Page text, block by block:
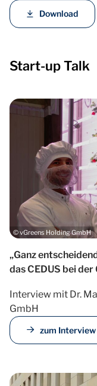
Download
Start-up Talk
© vGreens Holding GmbH
„Ganz
das CEDUS bei
Interview mit Dr.
GmbH
zum Interview